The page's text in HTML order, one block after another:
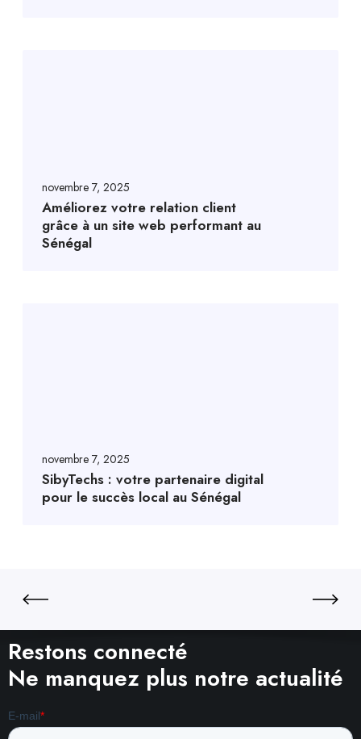
novembre 7, 2025
Améliorez votre relation client
grâce à un site web performant au
Sénégal
novembre 7, 2025
SibyTechs : votre partenaire digital
pour le succès local au Sénégal
Restons connecté
Ne manquez plus notre actualité